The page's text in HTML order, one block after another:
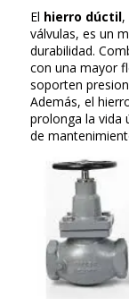
El hierro dúctil,
válvulas, es un
durabilidad.
con una mayor
soporten
Además, el
prolonga la vida
de